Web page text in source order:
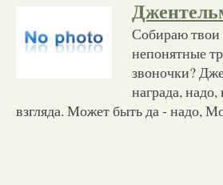
Собираю твои
непонятные
звоночки?
награда,
взгляда. Может быть да - надо,